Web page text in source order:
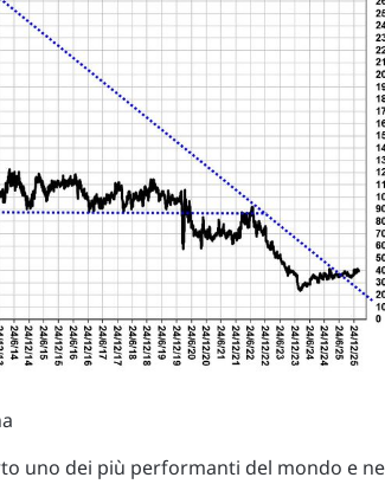
uno dei più performanti del mondo e